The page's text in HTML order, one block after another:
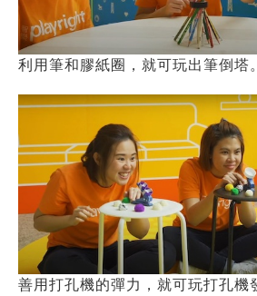
利用筆和膠紙圈，就可玩出筆倒塔。
善用打孔機的彈力，就可玩打孔機